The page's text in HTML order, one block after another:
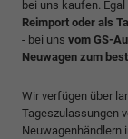
bei uns kaufen.
Reimport oder als
- bei uns vom GS-
Neuwagen zum
Wir verfügen über
Tageszulassungen
Neuwagenhändlern